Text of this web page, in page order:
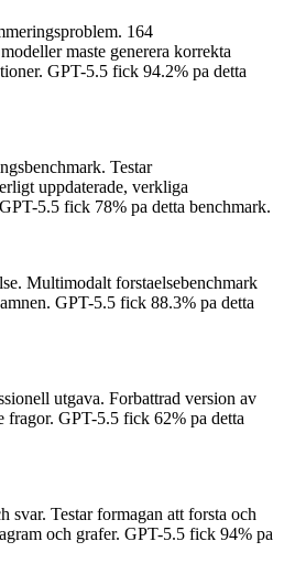
. 164
maste generera korrekta
GPT-5.5 fick 94.2% pa detta
. Testar
uppdaterade, verkliga
GPT-5.5 fick 78% pa detta benchmark.
. Multimodalt forstaelsebenchmark
GPT-5.5 fick 88.3% pa detta
utgava. Forbattrad version av
fragor. GPT-5.5 fick 62% pa detta
svar. Testar formagan att forsta och
och grafer. GPT-5.5 fick 94% pa